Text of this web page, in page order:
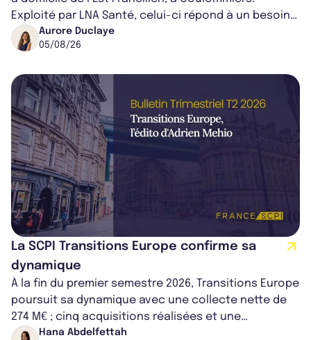
Exploité par LNA Santé, celui-ci répond à un besoin
médical croissant, qui s...
Aurore Duclaye
05/08/26
La SCPI Transitions Europe confirme sa
dynamique
À la fin du premier semestre 2026, Transitions Europe
poursuit sa dynamique avec une collecte nette de
274 M€ ; cinq acquisitions réalisées et une
capitalisation portée à 1,38 Md€....
Hana Abdelfettah